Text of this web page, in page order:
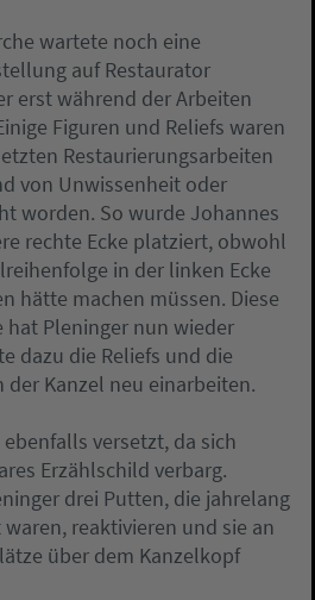
wartete noch eine
auf Restaurator
erst während der Arbeiten
Figuren und Reliefs waren
Restaurierungsarbeiten
von Unwissenheit oder
worden. So wurde Johannes
rechte Ecke platziert, obwohl
in der linken Ecke
hätte machen müssen. Diese
hat Pleninger nun wieder
dazu die Reliefs und die
der Kanzel neu einarbeiten.
versetzt, da sich
Erzählschild verbarg.
drei Putten, die jahrelang
reaktivieren und sie an
über dem Kanzelkopf